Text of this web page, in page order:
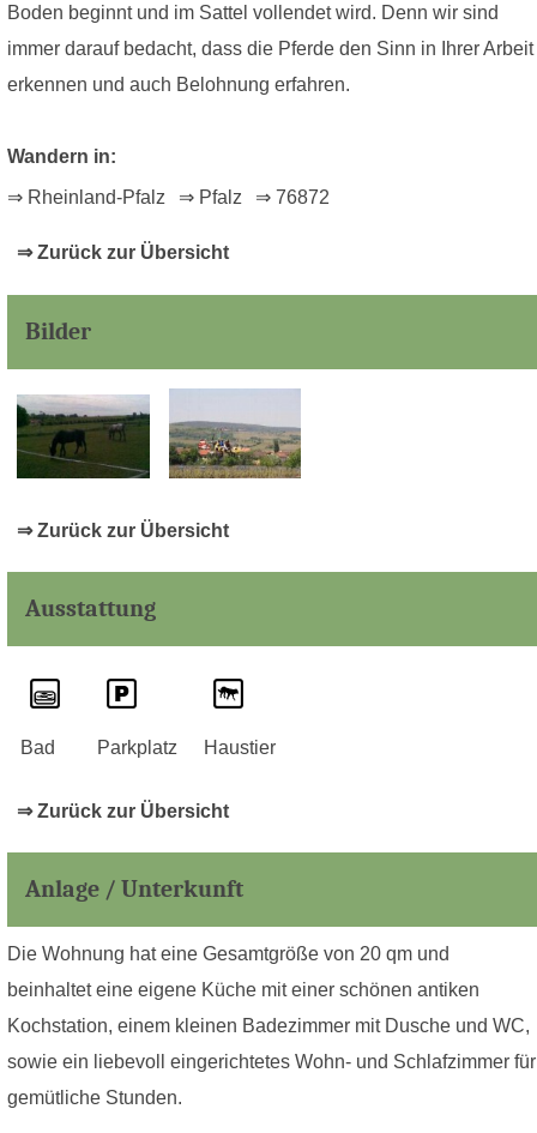
Boden beginnt und im Sattel vollendet wird. Denn wir sind
immer darauf bedacht, dass die Pferde den Sinn in Ihrer Arbeit
erkennen und auch Belohnung erfahren.
Wandern in:
⇒ Rheinland-Pfalz ⇒ Pfalz ⇒ 76872
⇒ Zurück zur Übersicht
Bilder
⇒ Zurück zur Übersicht
Ausstattung
Bad Parkplatz Haustier
⇒ Zurück zur Übersicht
Anlage / Unterkunft
Die Wohnung hat eine Gesamtgröße von 20 qm und
beinhaltet eine eigene Küche mit einer schönen antiken
Kochstation, einem kleinen Badezimmer mit Dusche und WC,
sowie ein liebevoll eingerichtetes Wohn- und Schlafzimmer für
gemütliche Stunden.